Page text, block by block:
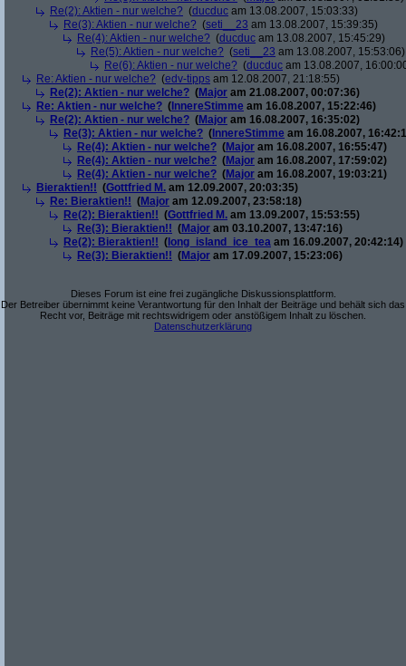
Re(2): Aktien - nur welche? (ducduc am 13.08.2007, 15:03:33)
Re(3): Aktien - nur welche? (seti__23 am 13.08.2007, 15:39:35)
Re(4): Aktien - nur welche? (ducduc am 13.08.2007, 15:45:29)
Re(5): Aktien - nur welche? (seti__23 am 13.08.2007, 15:53:06)
Re(6): Aktien - nur welche? (ducduc am 13.08.2007,
Re: Aktien - nur welche? (edv-tipps am 12.08.2007, 21:18:55)
Re(2): Aktien - nur welche? (Major am 21.08.2007, 00:07:36)
Re: Aktien - nur welche? ( InnereStimme am 16.08.2007, 15:22:46)
Re(2): Aktien - nur welche? (Major am 16.08.2007, 16:35:02)
Re(3): Aktien - nur welche? ( InnereStimme am 16.08.2007,
Re(4): Aktien - nur welche? (Major am 16.08.2007, 16:55:47)
Re(4): Aktien - nur welche? (Major am 16.08.2007, 17:59:02)
Re(4): Aktien - nur welche? (Major am 16.08.2007, 19:03:21)
Bieraktien!! (Gottfried M. am 12.09.2007, 20:03:35)
Re: Bieraktien!! (Major am 12.09.2007, 23:58:18)
Re(2): Bieraktien!! (Gottfried M. am 13.09.2007, 15:53:55)
Re(3): Bieraktien!! (Major am 03.10.2007, 13:47:16)
Re(2): Bieraktien!! ( long_island_ice_tea am 16.09.2007, 20:42:14)
Re(3): Bieraktien!! (Major am 17.09.2007, 15:23:06)
Dieses Forum ist eine frei zugängliche Diskussionsplattform.
Der Betreiber übernimmt keine Verantwortung für den Inhalt der Beiträge und behält sich das
Recht vor, Beiträge mit rechtswidrigem oder anstößigem Inhalt zu löschen.
Datenschutzerklärung